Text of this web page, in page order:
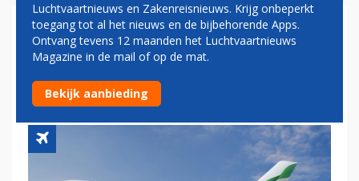
EMIRATES EERT
LANDSKAMPIOEN ARSENAL
MET SPECIALE AIRBUS A380
Luchtvaartnieuws en Zakenreisnieuws. Krijg onbeperkt
toegang tot al het nieuws en de bijbehorende Apps.
Ontvang tevens 12 maanden het Luchtvaartnieuws
Magazine in de mail of op de mat.
Bekijk aanbieding